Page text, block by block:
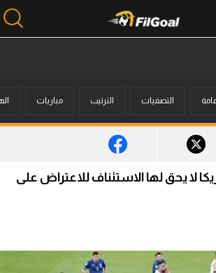
التصفيات الترتيب مباريات
لا يحق لها الاستئناف للاعتراض على